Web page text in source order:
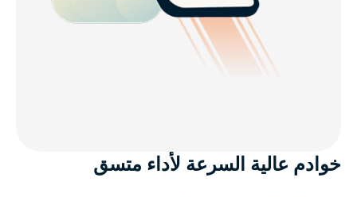
خوادم عالية السرعة لأداء متسق